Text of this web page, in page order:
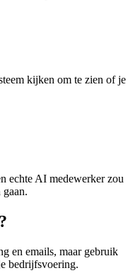
kijken om te zien of je
echte AI medewerker zou
gaan.
en emails, maar gebruik
bedrijfsvoering.